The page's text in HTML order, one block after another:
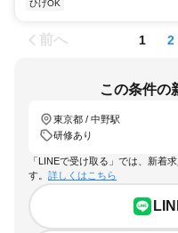
ひげOK
前へ 1 2
この条件の
東京都 / 中野駅
研修あり
「LINEで受け取る」では、新着
す。 詳しくはこちら